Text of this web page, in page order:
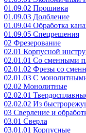
01.09.02 Прошивка
01.09.03 Долбление
01.09.04 Обработка
01.09.05 Спецрешения
02 Фрезерование
02.01 Корпусной
02.01.01 Со сменными
02.01.02 Фрезы со
02.01.03 С
02.02 Монолитные
02.02.01
02.02.02 Из
03 Сверление и
03.01 Сверла
03.01.01 Корпусные